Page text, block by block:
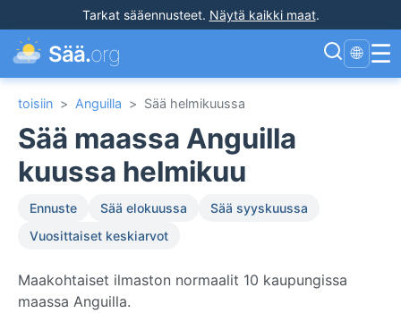
Tarkat sääennusteet. Näytä kaikki maat.
Sää.org 🌐 ☰
toisiin > Anguilla > Sää helmikuussa
Sää maassa Anguilla
kuussa helmikuu
Ennuste Sää elokuussa
Sää syyskuussa
Vuosittaiset keskiarvot
Maakohtaiset ilmaston normaalit 10 kaupungissa
maassa Anguilla.